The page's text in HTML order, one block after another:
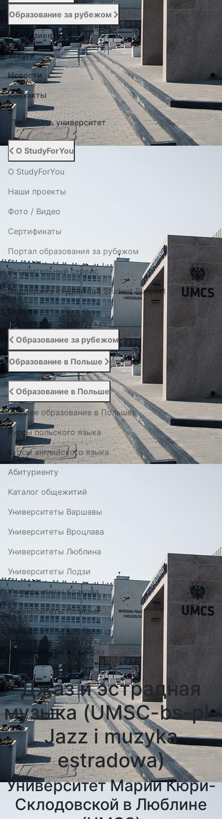
Образование за рубежом
Абитуриенту
Услуги
Новости
Контакты
Подобрать университет
О StudyForYou
О StudyForYou
Наши проекты
Фото / Видео
Cертификаты
Портал образования за рубежом
Вступительный сервис
Поддержка студентов | Student Support
Отзывы
Образование за рубежом
Образование в Польше
Образование в Польше
Высшее образование в Польше
Курсы польского языка
Курсы английского языка
Абитуриенту
Каталог общежитий
Университеты Варшавы
Университеты Вроцлава
Университеты Люблина
Университеты Лодзи
Университеты Кракова
Университеты Познани
Университеты в Катовицах
Университеты в Гданску
Джаз и эстрадная
музыка (UMSC-bs-pl-
Jazz i muzyka
estradowa)
Университет Марии Кюри-
Склодовской в Люблине